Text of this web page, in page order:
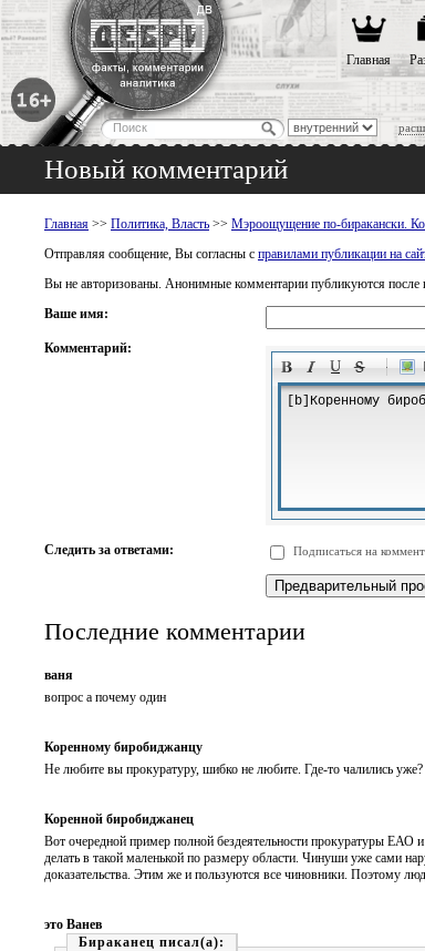
Главная
Новый комментарий
Главная >> Политика, Власть >> Мэроощущение по-биракански.
Отправляя сообщение, Вы согласны с правилами публикации на
Вы не авторизованы. Анонимные комментарии публикуются после
Ваше имя:
Комментарий:
-
-
-
-
-
-
-
Следить за ответами: Подписаться на
Последние комментарии
ваня
вопрос а почему один
Коренному биробиджанцу
Не любите вы прокуратуру, шибко не любите. Где-то чалились
Коренной биробиджанец
Вот очередной пример полной бездеятельности прокуратуры ЕАО
делать в такой маленькой по размеру области. Чинуши уже сами
доказательства. Этим же и пользуются все чиновники. Поэтому
это Ванев
Бираканец